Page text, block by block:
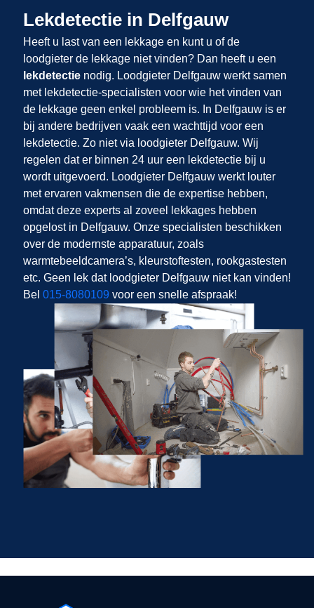
Lekdetectie in Delfgauw
Heeft u last van een lekkage en kunt u of de
loodgieter de lekkage niet vinden? Dan heeft u een
lekdetectienodig. Loodgieter Delfgauw werkt samen
met lekdetectie-specialisten voor wie het vinden van
de lekkage geen enkel probleem is. In Delfgauw is er
bij andere bedrijven vaak een wachttijd voor een
lekdetectie. Zo niet via loodgieter Delfgauw. Wij
regelen dat er binnen 24 uur een lekdetectie bij u
wordt uitgevoerd. Loodgieter Delfgauw werkt louter
met ervaren vakmensen die de expertise hebben,
omdat deze experts al zoveel lekkages hebben
opgelost in Delfgauw. Onze specialisten beschikken
over de modernste apparatuur, zoals
warmtebeeldcamera’s, kleurstoftesten, rookgastesten
etc. Geen lek dat loodgieter Delfgauw niet kan vinden!
Bel 015-8080109 voor een snelle afspraak!